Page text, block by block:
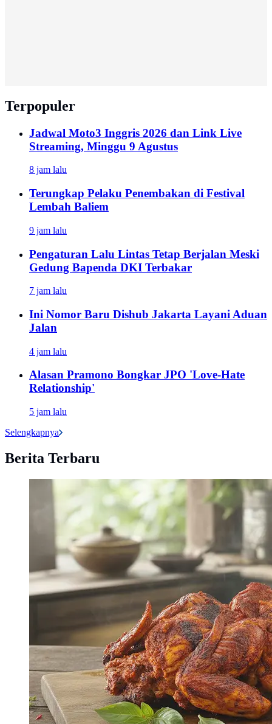
Terpopuler
Jadwal Moto3 Inggris 2026 dan Link Live
Streaming, Minggu 9 Agustus
8 jam lalu
Terungkap Pelaku Penembakan di Festival
Lembah Baliem
9 jam lalu
Pengaturan Lalu Lintas Tetap Berjalan Meski
Gedung Bapenda DKI Terbakar
7 jam lalu
Ini Nomor Baru Dishub Jakarta Layani Aduan
Jalan
4 jam lalu
Alasan Pramono Bongkar JPO 'Love-Hate
Relationship'
5 jam lalu
Selengkapnya
Berita Terbaru